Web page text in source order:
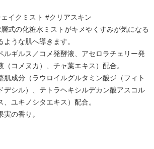
イクミスト #クリアスキン
式の化粧水ミストがキメやくすみが気になる
うな肌へ導きます。
ルギルス／コメ発酵液、アセロラチェリー発
コメヌカ）、チャ葉エキス）配合。
肌成分（ラウロイルグルタミン酸ジ（フィト
デシル）、テトラヘキシルデカン酸アスコル
、ユキノシタエキス）配合。
の香り。